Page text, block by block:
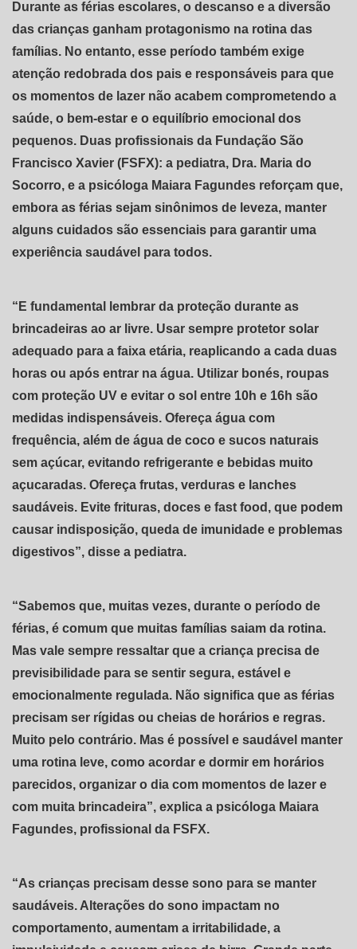
Durante as férias escolares, o descanso e a diversão
das crianças ganham protagonismo na rotina das
famílias. No entanto, esse período também exige
atenção redobrada dos pais e responsáveis para que
os momentos de lazer não acabem comprometendo a
saúde, o bem-estar e o equilíbrio emocional dos
pequenos. Duas profissionais da Fundação São
Francisco Xavier (FSFX): a pediatra, Dra. Maria do
Socorro, e a psicóloga Maiara Fagundes reforçam que,
embora as férias sejam sinônimos de leveza, manter
alguns cuidados são essenciais para garantir uma
experiência saudável para todos.
“E fundamental lembrar da proteção durante as
brincadeiras ao ar livre. Usar sempre protetor solar
adequado para a faixa etária, reaplicando a cada duas
horas ou após entrar na água. Utilizar bonés, roupas
com proteção UV e evitar o sol entre 10h e 16h são
medidas indispensáveis. Ofereça água com
frequência, além de água de coco e sucos naturais
sem açúcar, evitando refrigerante e bebidas muito
açucaradas. Ofereça frutas, verduras e lanches
saudáveis. Evite frituras, doces e fast food, que podem
causar indisposição, queda de imunidade e problemas
digestivos”, disse a pediatra.
“Sabemos que, muitas vezes, durante o período de
férias, é comum que muitas famílias saiam da rotina.
Mas vale sempre ressaltar que a criança precisa de
previsibilidade para se sentir segura, estável e
emocionalmente regulada. Não significa que as férias
precisam ser rígidas ou cheias de horários e regras.
Muito pelo contrário. Mas é possível e saudável manter
uma rotina leve, como acordar e dormir em horários
parecidos, organizar o dia com momentos de lazer e
com muita brincadeira”, explica a psicóloga Maiara
Fagundes, profissional da FSFX.
“As crianças precisam desse sono para se manter
saudáveis. Alterações do sono impactam no
comportamento, aumentam a irritabilidade, a